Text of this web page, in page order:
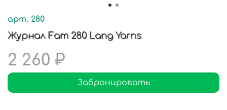
арт. 280
Журнал Fam 280 Lang Yarns
2 260 ₽
Забронировать